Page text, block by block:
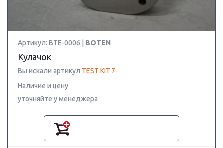
Артикул: BTE-0006 | BOTEN
Кулачок
Вы искали артикул TEST KIT 7
Наличие и цену
уточняйте у менеджера